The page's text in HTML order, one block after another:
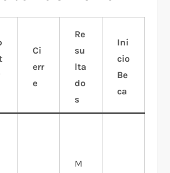
Ci
err
e
Re
su
lta
do
s
Ini
cio
Be
ca
M